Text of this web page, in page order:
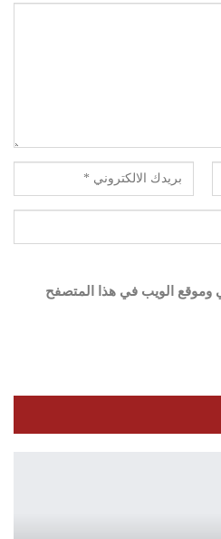
وموقع الويب في هذا المتصفح